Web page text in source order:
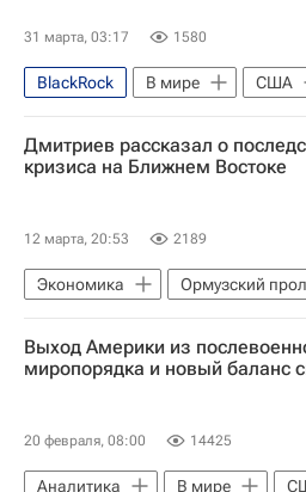
31 марта, 03:17 1580
BlackRock В мире США
Израиль
Пит Хегсет
Министерство обороны США
Дмитриев рассказал о
кризиса на Ближнем Востоке
12 марта, 20:53 2189
Экономика
Ормузский
Иран
Кирилл Дмитриев
Выход Америки из
миропорядка и новый баланс
20 февраля, 08:00 14425
Аналитика В мире